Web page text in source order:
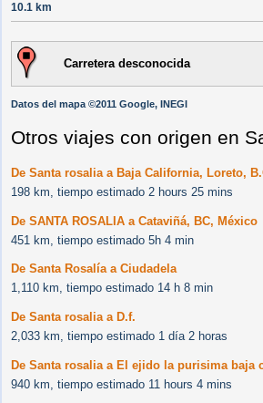
10.1 km
Carretera desconocida
Datos del mapa ©2011 Google, INEGI
Otros viajes con origen en
De Santa rosalia a Baja California, Loreto,
198 km, tiempo estimado 2 hours 25 mins
De SANTA ROSALIA a Cataviñá, BC, México
451 km, tiempo estimado 5h 4 min
De Santa Rosalía a Ciudadela
1,110 km, tiempo estimado 14 h 8 min
De Santa rosalia a D.f.
2,033 km, tiempo estimado 1 día 2 horas
De Santa rosalia a El ejido la purisima baja
940 km, tiempo estimado 11 hours 4 mins